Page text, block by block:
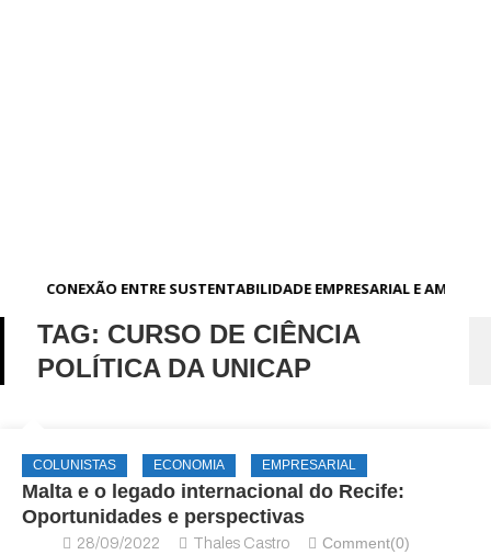
A CONEXÃO ENTRE SUSTENTABILIDADE EMPRESARIAL E
TAG: CURSO DE CIÊNCIA
POLÍTICA DA UNICAP
COLUNISTAS ECONOMIA EMPRESARIAL
Malta e o legado internacional do Recife:
Oportunidades e perspectivas
28/09/2022 Thales Castro Comment(0)